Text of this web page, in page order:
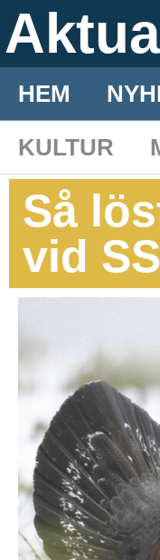
HEM
KULTUR
Så
vid